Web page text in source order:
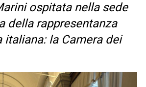
ospitata nella sede
della rappresentanza
italiana: la Camera dei